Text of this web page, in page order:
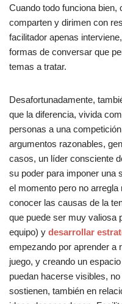
Cuando todo funciona bien,
comparten y dirimen con
facilitador apenas
formas de conversar que
temas a tratar.
Desafortunadamente,
que la diferencia, vivida
personas a una
argumentos razonables,
casos, un líder consciente
su poder para imponer una
el momento pero no
conocer las causas de la
que puede ser muy valiosa
equipo) y desarrollar
empezando por aprender a
juego, y creando un
puedan hacerse visibles,
sostienen, también en